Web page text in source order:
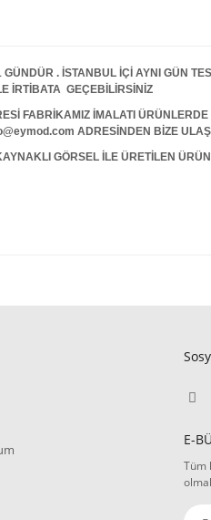
. İSTANBUL İÇİ AYNI GÜN
İRTİBATA GEÇEBİLİRSİNİZ
İMALATI ÜRÜNLERDE
ADRESİNDEN BİZE
GÖRSEL İLE ÜRETİLEN
E-
Tüm